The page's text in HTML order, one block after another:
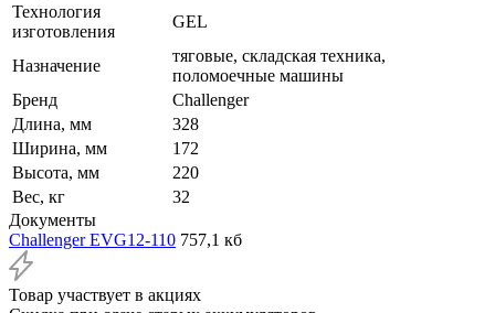
Технология
изготовления
GEL
Назначение
тяговые, складская техника,
поломоечные машины
Бренд
Challenger
Длина, мм
328
Ширина, мм
172
Высота, мм
220
Вес, кг
32
Документы
Challenger EVG12-110 757,1 кб
Товар участвует в акциях